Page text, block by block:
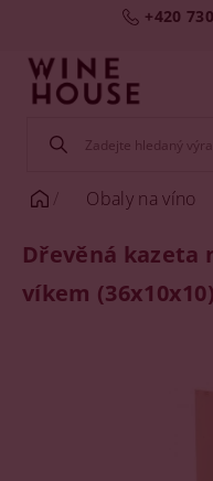
+420
Obaly na víno
Dřevěná kazeta
víkem (36x10x10)